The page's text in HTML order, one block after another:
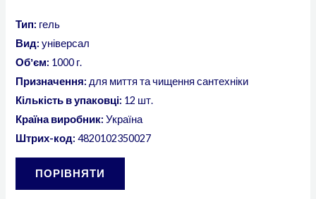
Тип: гель
Вид: універсал
Обʼєм: 1000 г.
Призначення: для миття та чищення сантехніки
Кількість в упаковці: 12 шт.
Країна виробник: Україна
Штрих-код: 4820102350027
ПОРІВНЯТИ